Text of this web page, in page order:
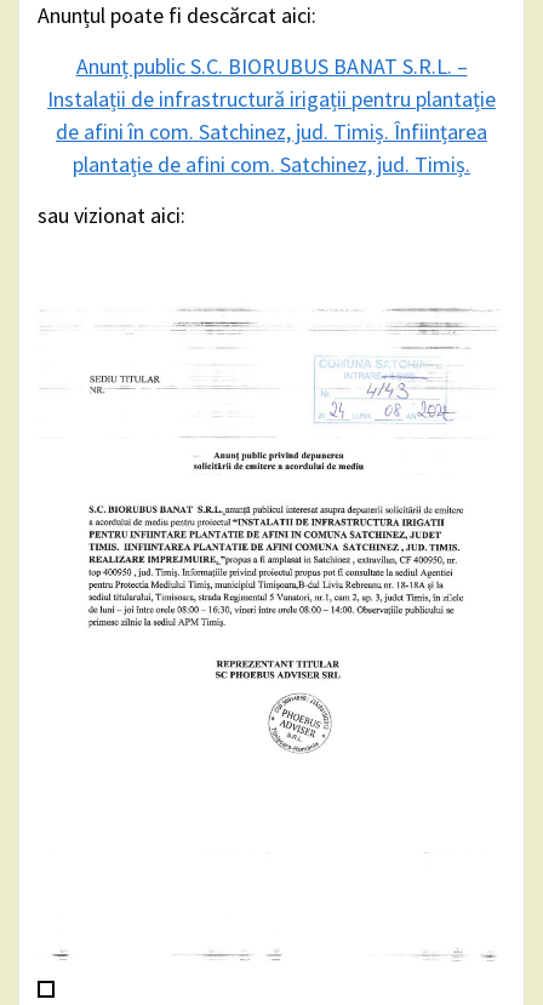
Anunțul poate fi descărcat aici:
Anunț public S.C. BIORUBUS BANAT S.R.L. –
Instalații de infrastructură irigații pentru plantație
de afini în com. Satchinez, jud. Timiș. Înființarea
plantație de afini com. Satchinez, jud. Timiș.
sau vizionat aici: